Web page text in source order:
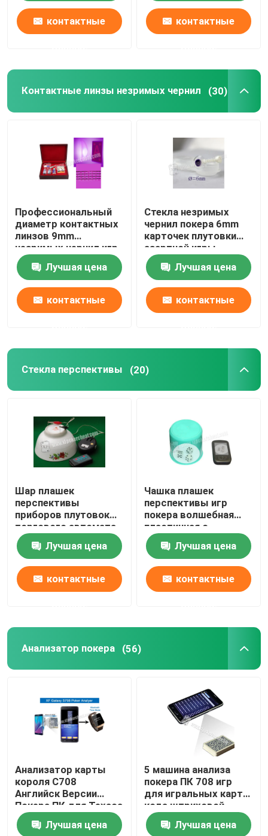
контактные контактные
Контактные линзы незримых чернил (30)
Профессиональный
диаметр контактных
линзов 9mm
незримых чернил игр
покера
Лучшая цена
контактные
Стекла незримых
чернил покера 6mm
карточек плутовки
азартной игры
маркированные UV
для глаз Брайна
Лучшая цена
контактные
Стекла перспективы (20)
Шар плашек
перспективы
приборов плутовок
торгового автомата
для волшебной
выставкиЛучшая цена
контактные
Чашка плашек
перспективы игр
покера волшебная
пластичная с
плашками казино
волшебными
Лучшая цена
контактные
Анализатор покера (56)
Анализатор карты
короля С708
Английск Версии
Покера ПК для Техаса
держит их игра/
индийская игра
Лучшая цена
5 машина анализа
покера ПК 708 игр
для игральных карт
кода штриховой
маркировки
маркированных
Лучшая цена